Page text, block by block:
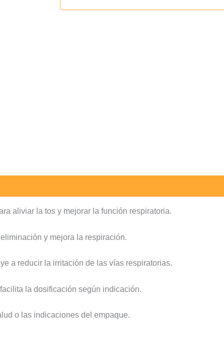
aliviar la tos y mejorar la función respiratoria.
y mejora la respiración.
a reducir la irritación de las vías respiratorias.
la dosificación según indicación.
o las indicaciones del empaque.